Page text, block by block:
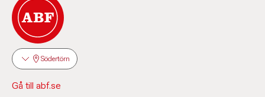
Södertörn
Gå till abf.se